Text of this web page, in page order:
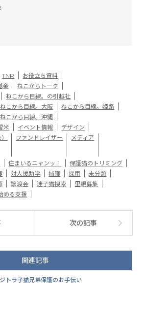
TNR
お役立ち資料
金
ねこからトーク
ねこから目線。の引越社
ねこから目線。大阪
ねこから目線。姫路
ねこから目線。沖縄
米
イベント情報
デザイン
ファンドレイザー メディア
住まいるニャンッ！
保護猫のトリミング
対人援助学 捕獲 採用
未分類
譲渡会 迷子猫捜索
里親募集
める支援
次の記事
関連記事
トラ子猫兄弟保護のお手伝い